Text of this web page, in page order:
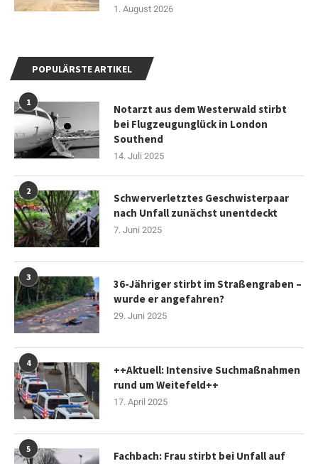
1. August 2026
POPULÄRSTE ARTIKEL
1
Notarzt aus dem Westerwald stirbt
bei Flugzeugunglück in London
Southend
14. Juli 2025
2
Schwerverletztes Geschwisterpaar
nach Unfall zunächst unentdeckt
7. Juni 2025
3
36-Jähriger stirbt im Straßengraben –
wurde er angefahren?
29. Juni 2025
4
++Aktuell: Intensive Suchmaßnahmen
rund um Weitefeld++
17. April 2025
5
Fachbach: Frau stirbt bei Unfall auf